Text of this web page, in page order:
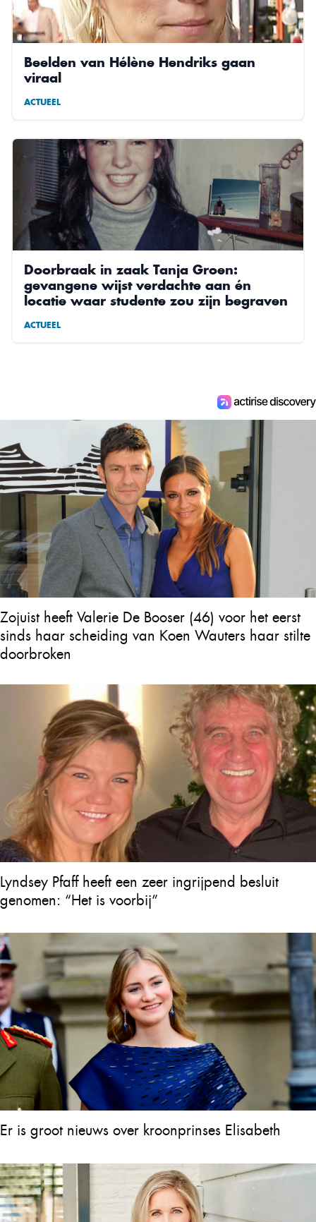
Beelden van Hélène Hendriks gaan
viraal
ACTUEEL
Doorbraak in zaak Tanja Groen:
gevangene wijst verdachte aan én
locatie waar studente zou zijn begraven
ACTUEEL
Zojuist heeft Valerie De Booser (46) voor het eerst
sinds haar scheiding van Koen Wauters haar stilte
doorbroken
Lyndsey Pfaff heeft een zeer ingrijpend besluit
genomen: “Het is voorbij”
Er is groot nieuws over kroonprinses Elisabeth